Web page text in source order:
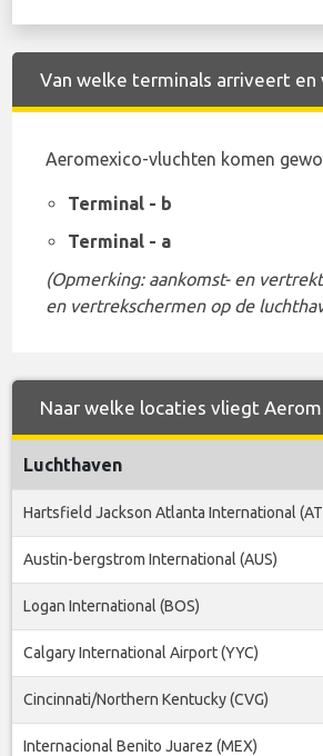
Van welke terminals arriveert
Aeromexico-vluchten komen
Terminal - b
Terminal - a
(Opmerking: aankomst- en
en vertrekschermen op de
Naar welke locaties vliegt
Luchthaven
Hartsfield Jackson Atlanta International
Austin-bergstrom International (AUS)
Logan International (BOS)
Calgary International Airport (YYC)
Cincinnati/Northern Kentucky (CVG)
Internacional Benito Juarez (MEX)